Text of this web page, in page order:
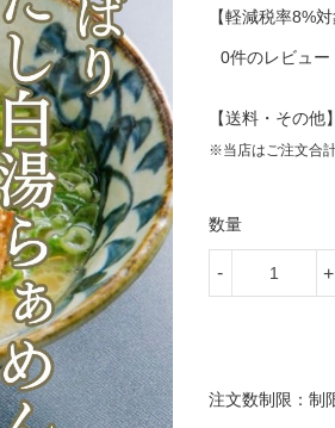
【軽減税率8%対
0件のレビュー
【送料・その他
※当店はご注文合
数量
- +
注文数制限：制